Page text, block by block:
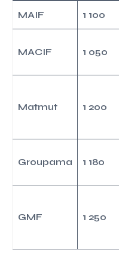
MAIF 1 100
MACIF 1 050
Matmut 1 200
Groupama 1 180
GMF 1 250